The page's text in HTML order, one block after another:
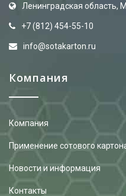
Ленинградская область,
+7 (812) 454-55-10
info@sotakarton.ru
Компания
Компания
Применение сотового
Новости и информация
Контакты